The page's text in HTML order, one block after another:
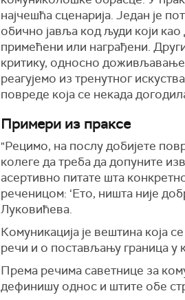
најчешћа сценарија. Један је
обично јавља код људи који
примећени или награђени.
критику, односно доживљавање
реагујемо из тренутног
повреде која се некада
Примери из праксе
"Рецимо, на послу добијете
колеге да треба да допуните
асертивно питате шта
реченицом: ‘Ето, ништа није
Луковићева.
Комуникација је вештина која
речи и о постављању граница у
Према речима саветнице за
дефинишу однос и штите обе